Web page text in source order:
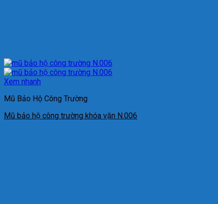
Xem nhanh
Mũ Bảo Hộ Công Trường
Mũ bảo hộ công trường khóa vặn N.006